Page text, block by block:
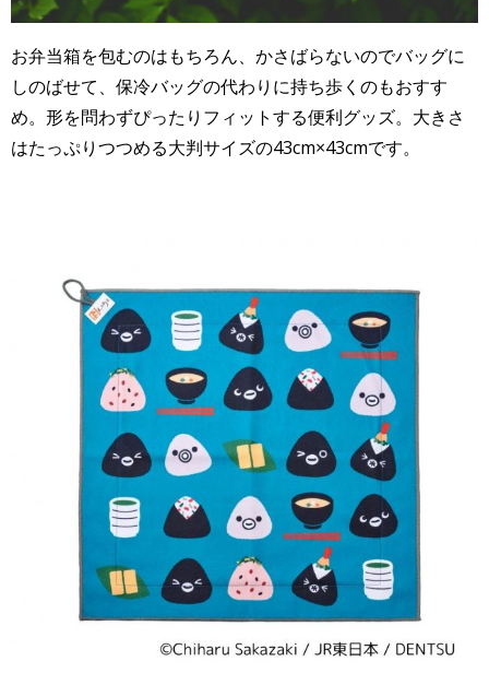
お弁当箱を包むのはもちろん、かさばらないのでバッグに
しのばせて、保冷バッグの代わりに持ち歩くのもおすす
め。形を問わずぴったりフィットする便利グッズ。大きさ
はたっぷりつつめる大判サイズの43cm×43cmです。